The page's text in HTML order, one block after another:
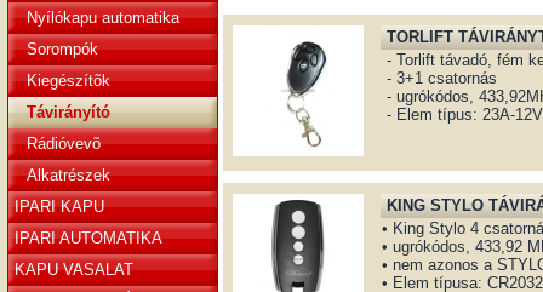
Nyílókapu automatika
Sorompók
Kiegészítõk
Távirányító
Rádióvevõ
Alkatrészek
IPARI KAPU
IPARI AUTOMATIKA
KAPU VASALAT
TORLIFT
- Torlift távadó, fém
- 3+1 csatornás
- ugrókódos,
- Elem típus: 23A-12V
KING STYLO
• King Stylo 4
• ugrókódos, 433,92
• nem azonos a
• Elem típusa: